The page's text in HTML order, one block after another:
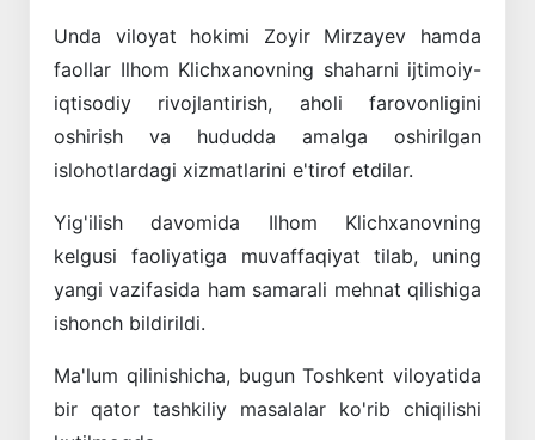
Unda viloyat hokimi Zoyir Mirzayev hamda
faollar Ilhom Klichxanovning shaharni ijtimoiy-
iqtisodiy rivojlantirish, aholi farovonligini
oshirish va hududda amalga oshirilgan
islohotlardagi xizmatlarini e'tirof etdilar.
Yig'ilish davomida Ilhom Klichxanovning
kelgusi faoliyatiga muvaffaqiyat tilab, uning
yangi vazifasida ham samarali mehnat qilishiga
ishonch bildirildi.
Ma'lum qilinishicha, bugun Toshkent viloyatida
bir qator tashkiliy masalalar ko'rib chiqilishi